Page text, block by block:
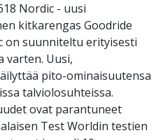
Nordic - uusi
kitkarengas Goodride
on suunniteltu erityisesti
varten. Uusi,
pito-ominaisuutensa
talviolosuhteissa.
ovat parantuneet
Test Worldin testien